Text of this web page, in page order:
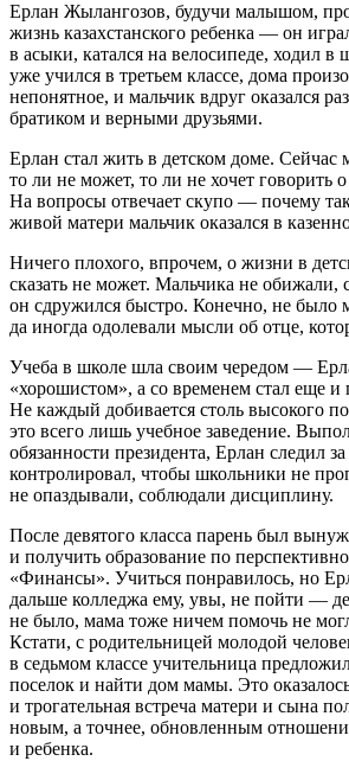
Ерлан Жылангозов, будучи малышом,
жизнь казахстанского ребенка — он
в асыки, катался на велосипеде, ходил в
уже учился в третьем классе, дома
непонятное, и мальчик вдруг оказался
братиком и верными друзьями.
Ерлан стал жить в детском доме. Сейчас
то ли не может, то ли не хочет говорить
На вопросы отвечает скупо — почему
живой матери мальчик оказался в
Ничего плохого, впрочем, о жизни в
сказать не может. Мальчика не обижали,
он сдружился быстро. Конечно, не было
да иногда одолевали мысли об отце,
Учеба в школе шла своим чередом —
«хорошистом», а со временем стал еще
Не каждый добивается столь высокого
это всего лишь учебное заведение.
обязанности президента, Ерлан следил
контролировал, чтобы школьники не
не опаздывали, соблюдали дисциплину.
После девятого класса парень был
и получить образование по
«Финансы». Учиться понравилось, но
дальше колледжа ему, увы, не пойти —
не было, мама тоже ничем помочь не
Кстати, с родительницей молодой
в седьмом классе учительница
поселок и найти дом мамы. Это
и трогательная встреча матери и сына
новым, а точнее, обновленным
и ребенка.